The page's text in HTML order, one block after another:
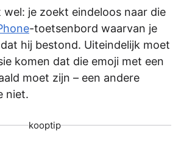
je zoekt eindeloos naar die
-toetsenbord waarvan je
hij bestond. Uiteindelijk moet
komen dat die emoji met een
moet zijn – een andere
niet.
kooptip